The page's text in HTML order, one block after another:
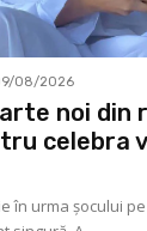
08/2026
noi din
celebra
în urma șocului